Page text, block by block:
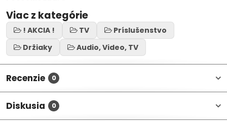
Viac z kategórie
! AKCIA ! TV
Príslušenstvo
Držiaky
Audio, Video, TV
Recenzie 0
Diskusia 0